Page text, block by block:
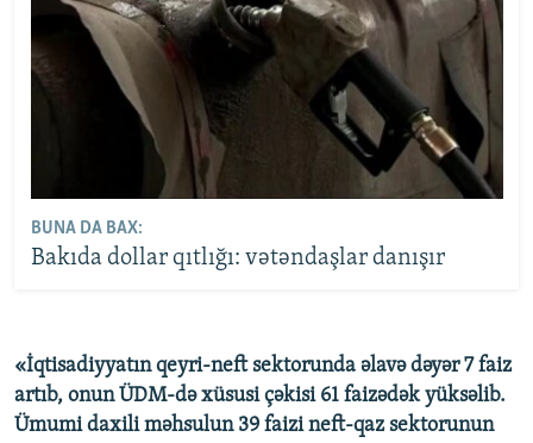
BUNA DA BAX:
Bakıda dollar qıtlığı: vətəndaşlar danışır
«İqtisadiyyatın qeyri-neft sektorunda əlavə dəyər 7 faiz
artıb, onun ÜDM-də xüsusi çəkisi 61 faizədək yüksəlib.
Ümumi daxili məhsulun 39 faizi neft-qaz sektorunun